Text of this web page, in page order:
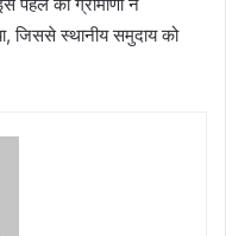
पहल को ग्रामीणों ने
जिससे स्थानीय समुदाय को